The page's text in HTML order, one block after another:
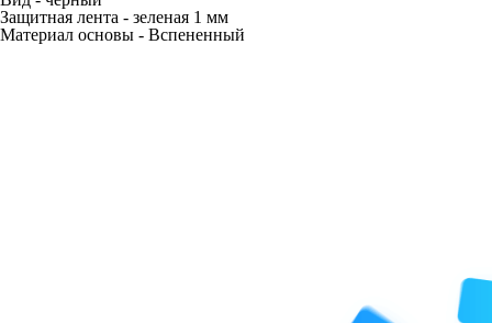
Защитная лента - зеленая 1 мм
Материал основы - Вспененный